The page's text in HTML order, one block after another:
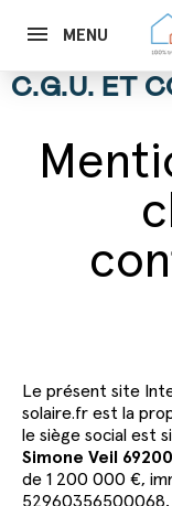
MENU
C.G.U. ET
Le présent site
solaire.fr est la
le siège social est
Simone Veil 69200
de 1 200 000 €,
52960356500068,